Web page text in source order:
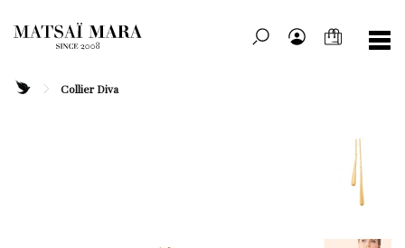
Collier Diva